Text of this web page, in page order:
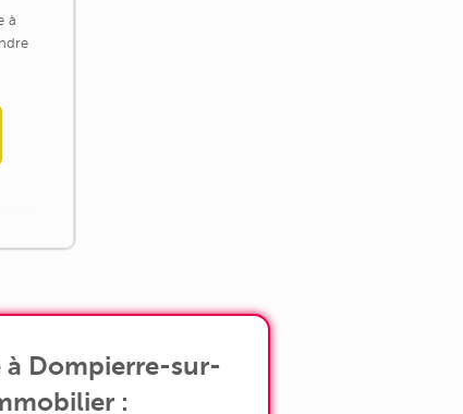
à
à Dompierre-sur-
: